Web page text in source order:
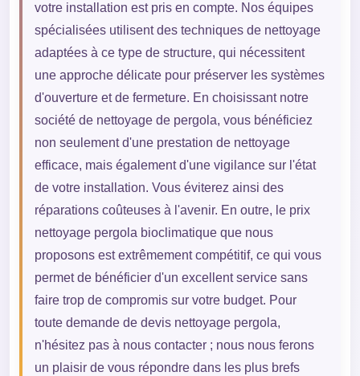
votre installation est pris en compte. Nos équipes
spécialisées utilisent des techniques de nettoyage
adaptées à ce type de structure, qui nécessitent
une approche délicate pour préserver les systèmes
d'ouverture et de fermeture. En choisissant notre
société de nettoyage de pergola, vous bénéficiez
non seulement d'une prestation de nettoyage
efficace, mais également d'une vigilance sur l'état
de votre installation. Vous éviterez ainsi des
réparations coûteuses à l'avenir. En outre, le prix
nettoyage pergola bioclimatique que nous
proposons est extrêmement compétitif, ce qui vous
permet de bénéficier d'un excellent service sans
faire trop de compromis sur votre budget. Pour
toute demande de devis nettoyage pergola,
n'hésitez pas à nous contacter ; nous nous ferons
un plaisir de vous répondre dans les plus brefs